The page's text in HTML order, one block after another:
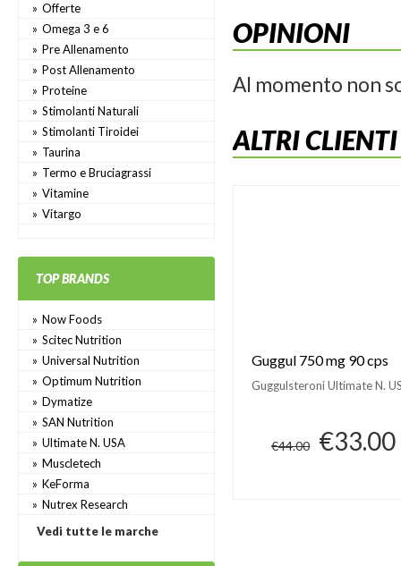
Offerte
Omega 3 e 6
Pre Allenamento
Post Allenamento
Proteine
Stimolanti Naturali
Stimolanti Tiroidei
Taurina
Termo e Bruciagrassi
Vitamine
Vitargo
TOP BRANDS
Now Foods
Scitec Nutrition
Universal Nutrition
Optimum Nutrition
Dymatize
SAN Nutrition
Ultimate N. USA
Muscletech
KeForma
Nutrex Research
Vedi tutte le marche
OPINIONI
Al momento non
ALTRI
Guggul 750 mg 90 cps
Guggulsteroni Ultimate N.
€44.00 €33.00